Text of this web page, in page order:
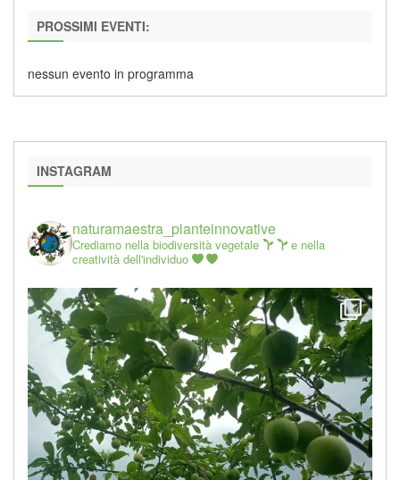
PROSSIMI EVENTI:
nessun evento in programma
INSTAGRAM
naturamaestra_pianteinnovative
Crediamo nella biodiversità vegetale
e nella
creatività dell'individuo